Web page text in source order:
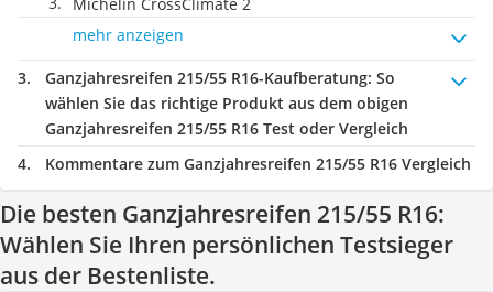
mehr anzeigen
Ganzjahresreifen 215/55 R16-Kaufberatung: So
wählen Sie das richtige Produkt aus dem obigen
Ganzjahresreifen 215/55 R16 Test oder Vergleich
Kommentare zum Ganzjahresreifen 215/55 R16 Vergleich
Die besten Ganzjahresreifen 215/55 R16:
Wählen Sie Ihren persönlichen Testsieger
aus der Bestenliste.